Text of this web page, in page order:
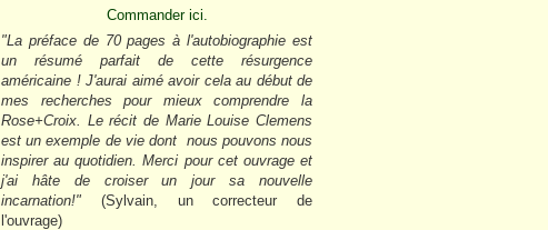
Commander ici.
"La préface de 70 pages à l'autobiographie est
un résumé parfait de cette résurgence
américaine ! J'aurai aimé avoir cela au début de
mes recherches pour mieux comprendre la
Rose+Croix. Le récit de Marie Louise Clemens
est un exemple de vie dont nous pouvons nous
inspirer au quotidien. Merci pour cet ouvrage et
j'ai hâte de croiser un jour sa nouvelle
incarnation!" (Sylvain, un correcteur de
l'ouvrage)